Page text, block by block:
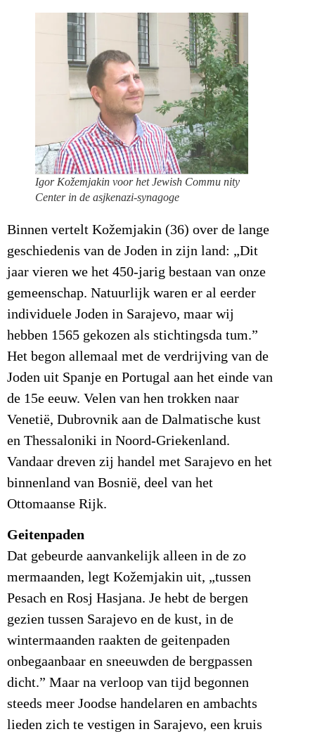
Igor Kožemjakin voor het Jewish Commu nity
Center in de asjkenazi-synagoge
Binnen vertelt Kožemjakin (36) over de lange
geschiedenis van de Joden in zijn land: „Dit
jaar vieren we het 450-jarig bestaan van onze
gemeenschap. Natuurlijk waren er al eerder
individuele Joden in Sarajevo, maar wij
hebben 1565 gekozen als stichtingsda tum.”
Het begon allemaal met de verdrijving van de
Joden uit Spanje en Portugal aan het einde van
de 15e eeuw. Velen van hen trokken naar
Venetië, Dubrovnik aan de Dalmatische kust
en Thessaloniki in Noord-Griekenland.
Vandaar dreven zij handel met Sarajevo en het
binnenland van Bosnië, deel van het
Ottomaanse Rijk.
Geitenpaden
Dat gebeurde aanvankelijk alleen in de zo
mermaanden, legt Kožemjakin uit, „tussen
Pesach en Rosj Hasjana. Je hebt de bergen
gezien tussen Sarajevo en de kust, in de
wintermaanden raakten de geitenpaden
onbegaanbaar en sneeuwden de bergpassen
dicht.” Maar na verloop van tijd begonnen
steeds meer Joodse handelaren en ambachts
lieden zich te vestigen in Sarajevo, een kruis